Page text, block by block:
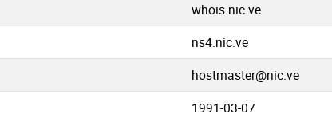
whois.nic.ve
ns4.nic.ve
hostmaster@nic.ve
1991-03-07